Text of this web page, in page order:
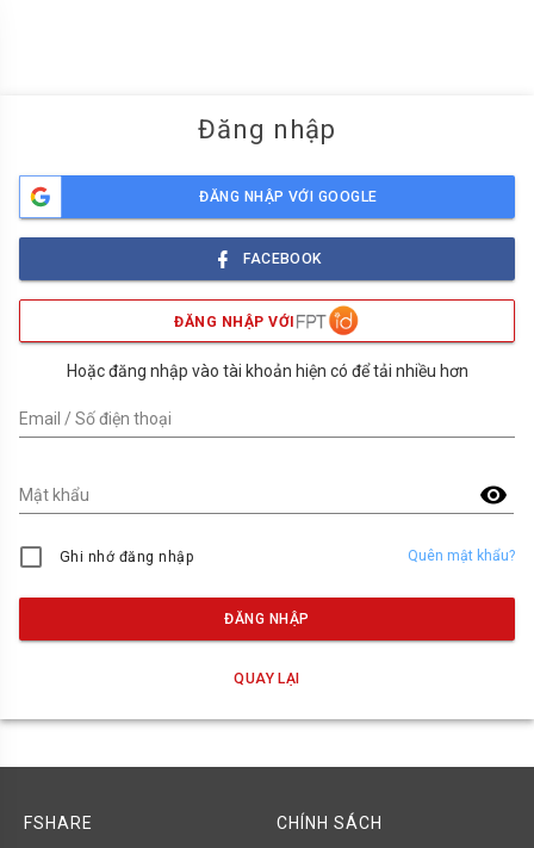
Đăng nhập
ĐĂNG NHẬP VỚI GOOGLE
FACEBOOK
ĐĂNG NHẬP VỚI
Hoặc đăng nhập vào tài khoản hiện có để tải nhiều hơn
Email / Số điện thoại
visibility
Mật khẩu
Ghi nhớ đăng nhập Quên mật khẩu?
ĐĂNG NHẬP
QUAY LẠI
FSHARE
CHÍNH SÁCH